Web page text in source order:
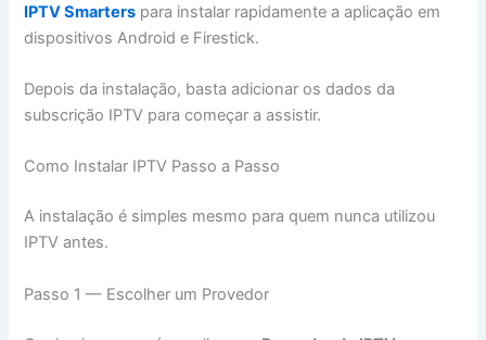
IPTV Smarters para instalar rapidamente a aplicação em
dispositivos Android e Firestick.
Depois da instalação, basta adicionar os dados da
subscrição IPTV para começar a assistir.
Como Instalar IPTV Passo a Passo
A instalação é simples mesmo para quem nunca utilizou
IPTV antes.
Passo 1 — Escolher um Provedor